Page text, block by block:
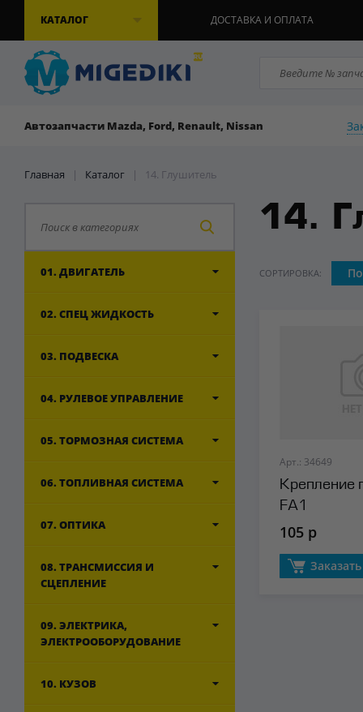
КАТАЛОГ ДОСТАВКА И ОПЛАТА
Автозапчасти Mazda, Ford, Renault, Nissan
Главная | Каталог | 14. Глушитель
01. ДВИГАТЕЛЬ
02. СПЕЦ ЖИДКОСТЬ
03. ПОДВЕСКА
04. РУЛЕВОЕ УПРАВЛЕНИЕ
05. ТОРМОЗНАЯ СИСТЕМА
06. ТОПЛИВНАЯ СИСТЕМА
07. ОПТИКА
08. ТРАНСМИССИЯ И
СЦЕПЛЕНИЕ
09. ЭЛЕКТРИКА,
ЭЛЕКТРООБОРУДОВАНИЕ
10. КУЗОВ
14.
СОРТИРОВКА:
Арт.: 34649
Крепление
FA1
105 р
Заказать